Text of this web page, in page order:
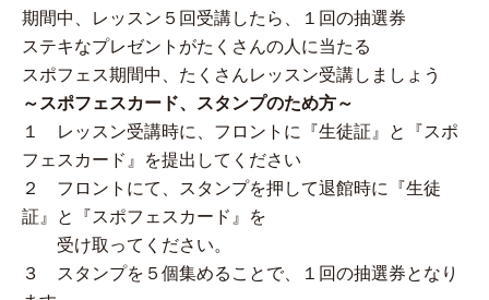
期間中、レッスン５回受講したら、１回の抽選券
ステキなプレゼントがたくさんの人に当たる
スポフェス期間中、たくさんレッスン受講しましょう
～スポフェスカード、スタンプのため方～
１ レッスン受講時に、フロントに『生徒証』と『スポ
フェスカード』を提出してください
２ フロントにて、スタンプを押して退館時に『生徒
証』と『スポフェスカード』を
受け取ってください。
３ スタンプを５個集めることで、１回の抽選券となり